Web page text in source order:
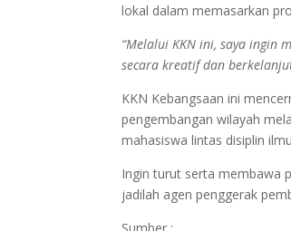
lokal dalam memasarkan
“Melalui KKN ini, saya ingin
secara kreatif dan
KKN Kebangsaan ini
pengembangan wilayah
mahasiswa lintas disiplin
Ingin turut serta membawa
jadilah agen penggerak